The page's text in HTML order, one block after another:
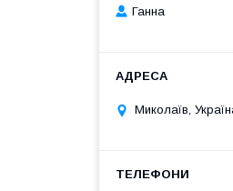
Ганна
Миколаїв,